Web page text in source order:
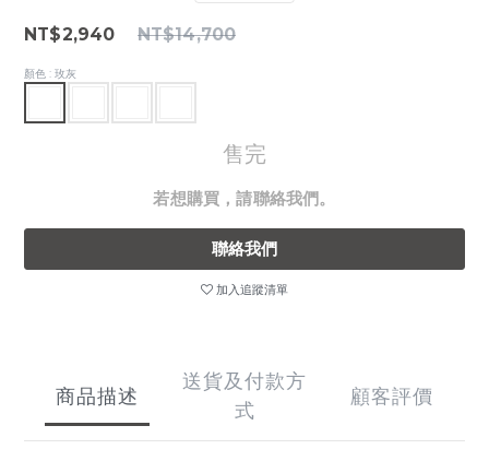
NT$2,940 NT$14,700
顏色 : 玫灰
售完
若想購買，請聯絡我們。
聯絡我們
加入追蹤清單
商品描述
送貨及付款方
式
顧客評價